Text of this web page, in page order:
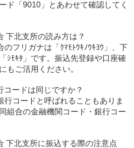
ド「9010」とあわせて確認してく
下北支所の読み方は？
フリガナは「ｸﾏﾓﾄｳｷﾉｳｷﾖｳ」、下
ｼﾓｷﾀ」です。振込先登録や口座確
もご活用ください。
ードは同じですか？
行コードと呼ばれることもありま
組合の金融機関コード・銀行コー
下北支所に振込する際の注意点